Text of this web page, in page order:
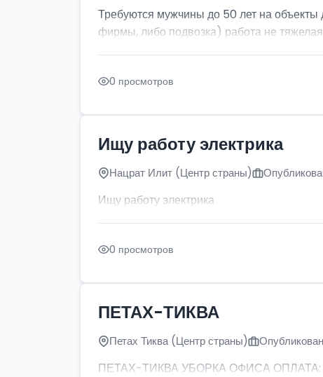
Требуются мужчины до 50 лет на
фирмы, либо подвозка) работа не
0 просмотров
Ищу работу электрика
Нацрат Илит (Центр страны)
Ищу работу электрика
0 просмотров
ПЕТАХ-ТИКВА
Петах Тиква (Центр страны)
ПЕТАХ-ТИКВА УБОРКА ОФИСА ОПЛАТА: